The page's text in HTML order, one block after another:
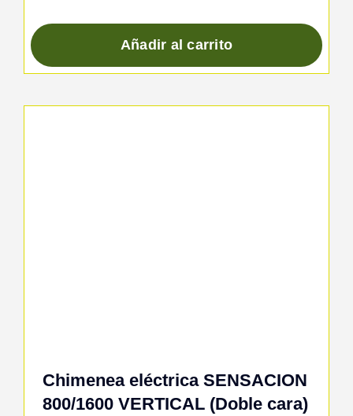
Añadir al carrito
Chimenea eléctrica SENSACION
800/1600 VERTICAL (Doble cara)